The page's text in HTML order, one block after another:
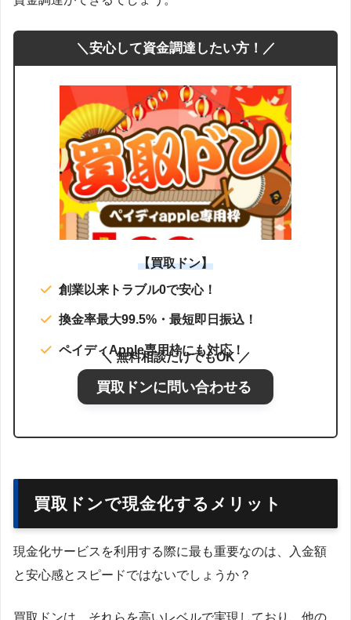
＼安心して資金調達したい方！／
【買取ドン】
創業以来トラブル0で安心！
換金率最大99.5%・最短即日振込！
ペイディApple専用枠にも対応！
＼ 無料相談だけでもOK ／
買取ドンに問い合わせる
買取ドンで現金化するメリット
現金化サービスを利用する際に最も重要なのは、入金額
と安心感とスピードではないでしょうか？
買取ドンは、それらを高いレベルで実現しており、他の